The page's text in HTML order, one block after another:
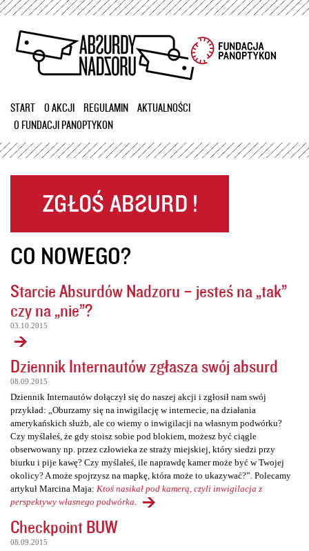
Przejdź
treści
START O AKCJI REGULAMIN
AKTUALNOŚCI
O FUNDACJI PANOPTYKON
CO NOWEGO?
Starcie Absurdów Nadzoru – jesteś na „tak”
czy na „nie”?
03.10.2015
Dziennik Internautów zgłasza swój absurd
08.09.2015
Dziennik Internautów dołączył się do naszej akcji i zgłosił nam swój
przykład: „Oburzamy się na inwigilację w internecie, na działania
amerykańskich służb, ale co wiemy o inwigilacji na własnym podwórku?
Czy myślałeś, że gdy stoisz sobie pod blokiem, możesz być ciągle
obserwowany np. przez człowieka ze straży miejskiej, który siedzi przy
biurku i pije kawę? Czy myślałeś, ile naprawdę kamer może być w Twojej
okolicy? A może spojrzysz na mapkę, która może to ukazywać?”. Polecamy
artykuł Marcina Maja: Ktoś nasikał pod kamerą, czyli inwigilacja z
perspektywy własnego podwórka
Checkpoint BUW
08.09.2015